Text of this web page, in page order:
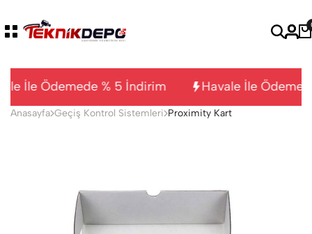
İle Ödemede % 5 İndirim Havale İle
Anasayfa Geçiş Kontrol Sistemleri Proximity Kart